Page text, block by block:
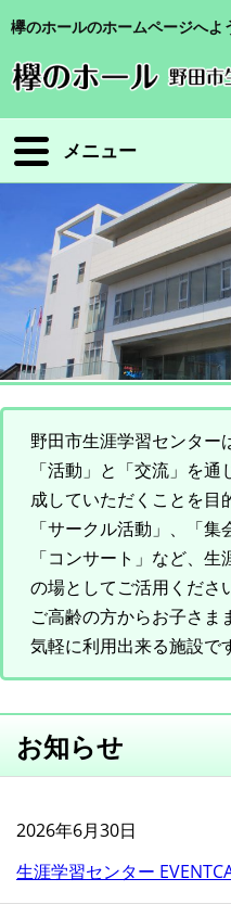
欅のホールのホームページへよ
メニュー
野田市生涯学習センター
「活動」と「交流」を
成していただくことを目
「サークル活動」、「集
「コンサート」など、
の場としてご活用くださ
ご高齢の方からお子さま
気軽に利用出来る施設で
お知らせ
2026年6月30日
生涯学習センター